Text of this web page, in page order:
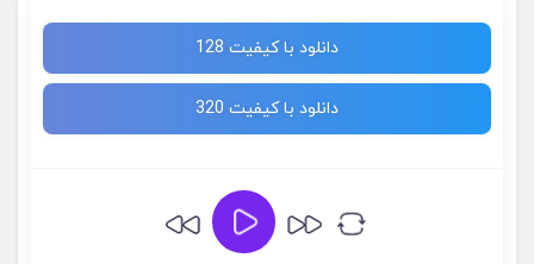
دانلود با کیفیت 128
دانلود با کیفیت 320